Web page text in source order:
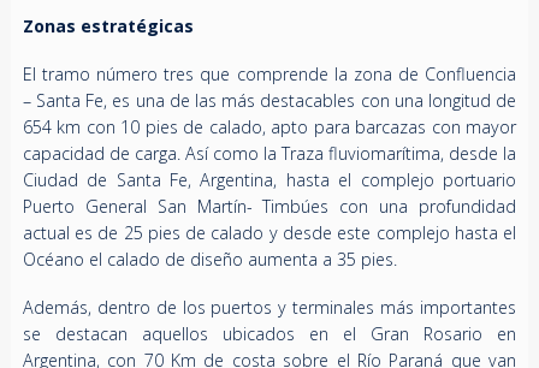
Zonas estratégicas
El tramo número tres que comprende la zona de Confluencia
– Santa Fe, es una de las más destacables con una longitud de
654 km con 10 pies de calado, apto para barcazas con mayor
capacidad de carga. Así como la Traza fluviomarítima, desde la
Ciudad de Santa Fe, Argentina, hasta el complejo portuario
Puerto General San Martín- Timbúes con una profundidad
actual es de 25 pies de calado y desde este complejo hasta el
Océano el calado de diseño aumenta a 35 pies.
Además, dentro de los puertos y terminales más importantes
se destacan aquellos ubicados en el Gran Rosario en
Argentina, con 70 Km de costa sobre el Río Paraná que van